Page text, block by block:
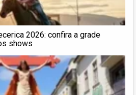
2026: confira a grade
shows